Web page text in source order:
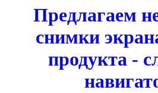
Предлагаем
снимки
продукта -